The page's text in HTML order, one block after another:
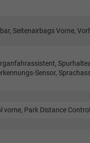
Seitenairbags Vorne,
Sensor,
vorne, Park Distance